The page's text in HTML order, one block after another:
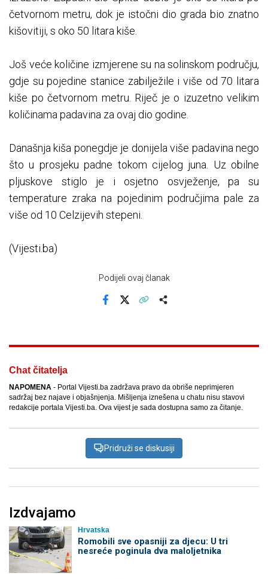
četvornom metru, dok je istočni dio grada bio znatno
kišovitiji, s oko 50 litara kiše.
Još veće količine izmjerene su na solinskom području,
gdje su pojedine stanice zabilježile i više od 70 litara
kiše po četvornom metru. Riječ je o izuzetno velikim
količinama padavina za ovaj dio godine.
Današnja kiša ponegdje je donijela više padavina nego
što u prosjeku padne tokom cijelog juna. Uz obilne
pljuskove stiglo je i osjetno osvježenje, pa su
temperature zraka na pojedinim područjima pale za
više od 10 Celzijevih stepeni.
(Vijesti.ba)
Podijeli ovaj članak
Chat čitatelja
NAPOMENA - Portal Vijesti.ba zadržava pravo da obriše neprimjeren
sadržaj bez najave i objašnjenja. Mišljenja iznešena u chatu nisu stavovi
redakcije portala Vijesti.ba. Ova vijest je sada dostupna samo za čitanje.
Pridruži se diskusiji
Izdvajamo
Hrvatska
Romobili sve opasniji za djecu: U tri
nesreće poginula dva maloljetnika